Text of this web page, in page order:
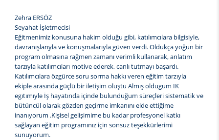
Zehra ERSÖZ
Seyahat İşletmecisi
Eğitmenimiz konusuna hakim olduğu gibi, katılımcılara bilgisiyle,
davranışlarıyla ve konuşmalarıyla güven verdi. Oldukça yoğun bir
program olmasına rağmen zamanı verimli kullanarak, anlatım
tarzıyla katılımcıları motive ederek, canlı tutmayı başardı.
Katılımcılara özgürce soru sorma hakkı veren eğitim tarzıyla
ekiple arasında güçlü bir iletişim oluştu Almış oldugum IK
egıtımıyle İş hayatında içinde bulunduğum süreçleri sistematik ve
bütüncül olarak gözden geçirme imkanını elde ettiğime
inanıyorum .Kişisel gelişimime bu kadar profesyonel katkı
sağlayan eğitim programınız için sonsuz teşekkürlerimi
sunuyorum.